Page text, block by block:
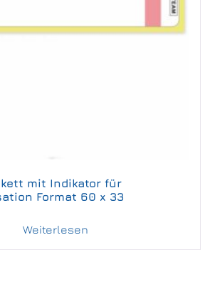
mit Indikator für
Format 60 x 33
Weiterlesen